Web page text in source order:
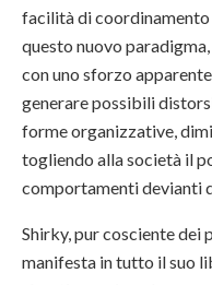
facilità di
questo nuovo
con uno sforzo
generare possibili
forme organizzative,
togliendo alla società il
comportamenti devianti
Shirky, pur cosciente dei
manifesta in tutto il suo